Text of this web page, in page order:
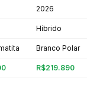
2026
Híbrido
Branco Polar
R$219.890